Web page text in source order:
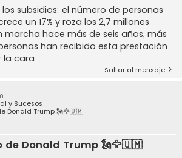
subsidios: el número de personas
un 17% y roza los 2,7 millones
marcha hace más de seis años, más
han recibido esta prestación.
cara ...
Saltar al mensaje
y Sucesos
Donald Trump 🗽🦅🇺🇲
de Donald Trump 🗽🦅🇺🇲